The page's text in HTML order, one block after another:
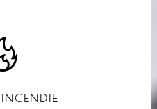
INCENDIE